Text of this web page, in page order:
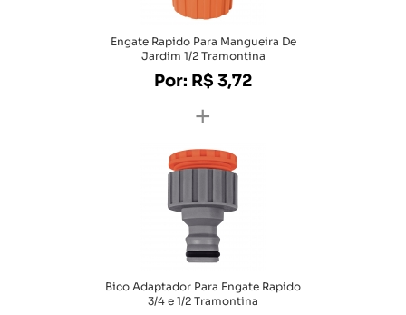
Engate Rapido Para Mangueira De
Jardim 1/2 Tramontina
Por: R$ 3,72
+
Bico Adaptador Para Engate Rapido
3/4 e 1/2 Tramontina